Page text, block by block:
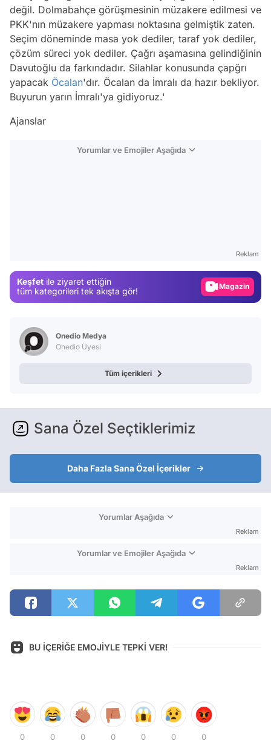
değil. Dolmabahçe görüşmesinin müzakere edilmesi ve
PKK'nın müzakere yapması noktasına gelmiştik zaten.
Seçim döneminde masa yok dediler, taraf yok dediler,
çözüm süreci yok dediler. Çağrı aşamasına gelindiğinin
Davutoğlu da farkındadır. Silahlar konusunda çapğrı
yapacak Öcalan'dır. Öcalan da İmralı da hazır bekliyor.
Buyurun yarın İmralı'ya gidiyoruz.'
Ajanslar
Yorumlar ve Emojiler Aşağıda
Reklam
Keşfet ile ziyaret ettiğin
tüm kategorileri tek akışta gör!
Video
Onedio Medya
Onedio Üyesi
Tüm içerikleri
Sana Özel Seçtiklerimiz
Daha Fazla Sana Özel İçerikler
Yorumlar Aşağıda
Reklam
Yorumlar ve Emojiler Aşağıda
Reklam
BU İÇERİĞE EMOJİYLE TEPKİ VER!
0 0 0 0 0 0 0